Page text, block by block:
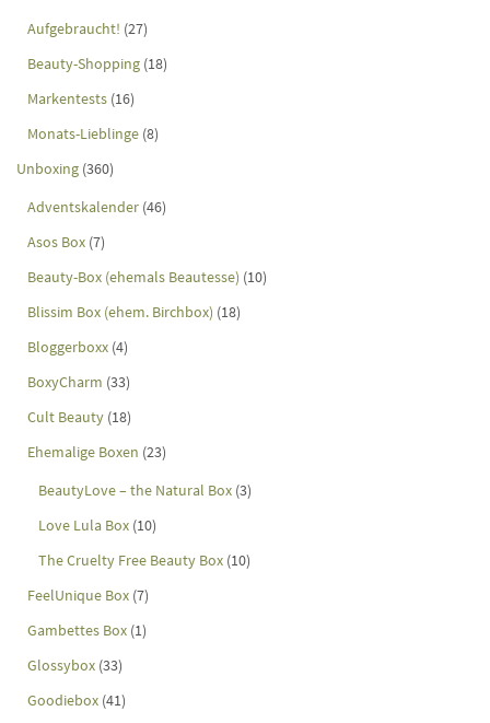
Aufgebraucht! (27)
Beauty-Shopping (18)
Markentests (16)
Monats-Lieblinge (8)
Unboxing (360)
Adventskalender (46)
Asos Box (7)
Beauty-Box (ehemals Beautesse) (10)
Blissim Box (ehem. Birchbox) (18)
Bloggerboxx (4)
BoxyCharm (33)
Cult Beauty (18)
Ehemalige Boxen (23)
BeautyLove – the Natural Box (3)
Love Lula Box (10)
The Cruelty Free Beauty Box (10)
FeelUnique Box (7)
Gambettes Box (1)
Glossybox (33)
Goodiebox (41)